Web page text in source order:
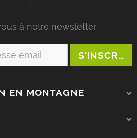
à notre newsletter
EN MONTAGNE